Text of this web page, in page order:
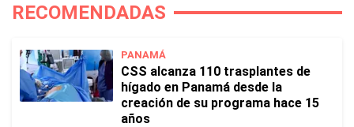
RECOMENDADAS
PANAMÁ
CSS alcanza 110 trasplantes de
hígado en Panamá desde la
creación de su programa hace 15
años